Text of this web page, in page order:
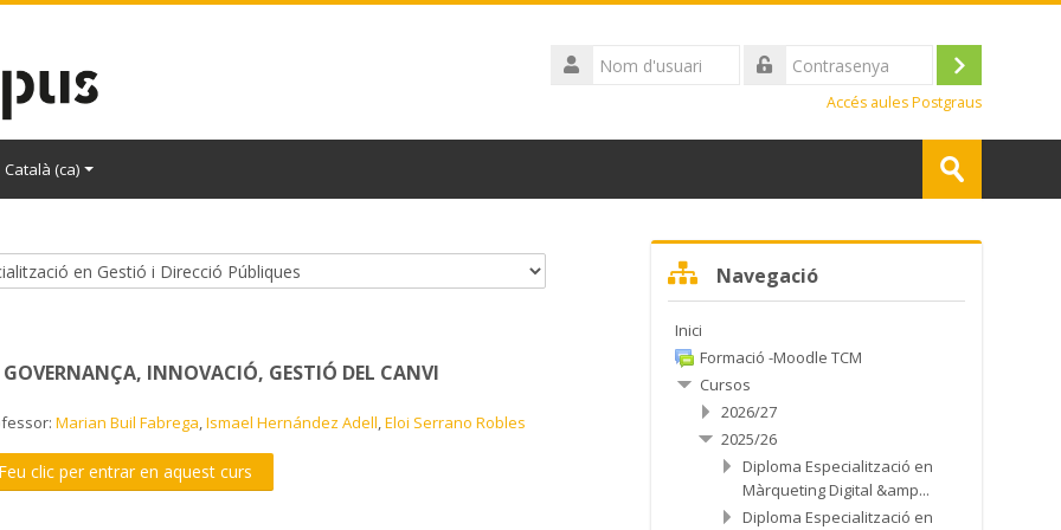
Nom
d'usuari
Inicia
sessió
Accés aules Postgraus
Català ‎(ca)‎ Tramet
GOVERNANÇA, INNOVACIÓ, GESTIÓ DEL CANVI
Marian Buil Fabrega ,Ismael Hernández Adell ,Eloi Serrano Robles
Feu clic per entrar en aquest curs
NavegacióNavegació
Inici
Formació -Moodle TCM
Cursos
2026/27
2025/26
Diploma Especialització en
Màrqueting Digital &amp...
Diploma Especialització en